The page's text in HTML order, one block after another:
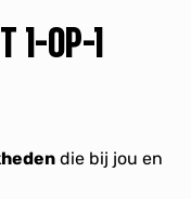
1-OP-1
die bij jou en